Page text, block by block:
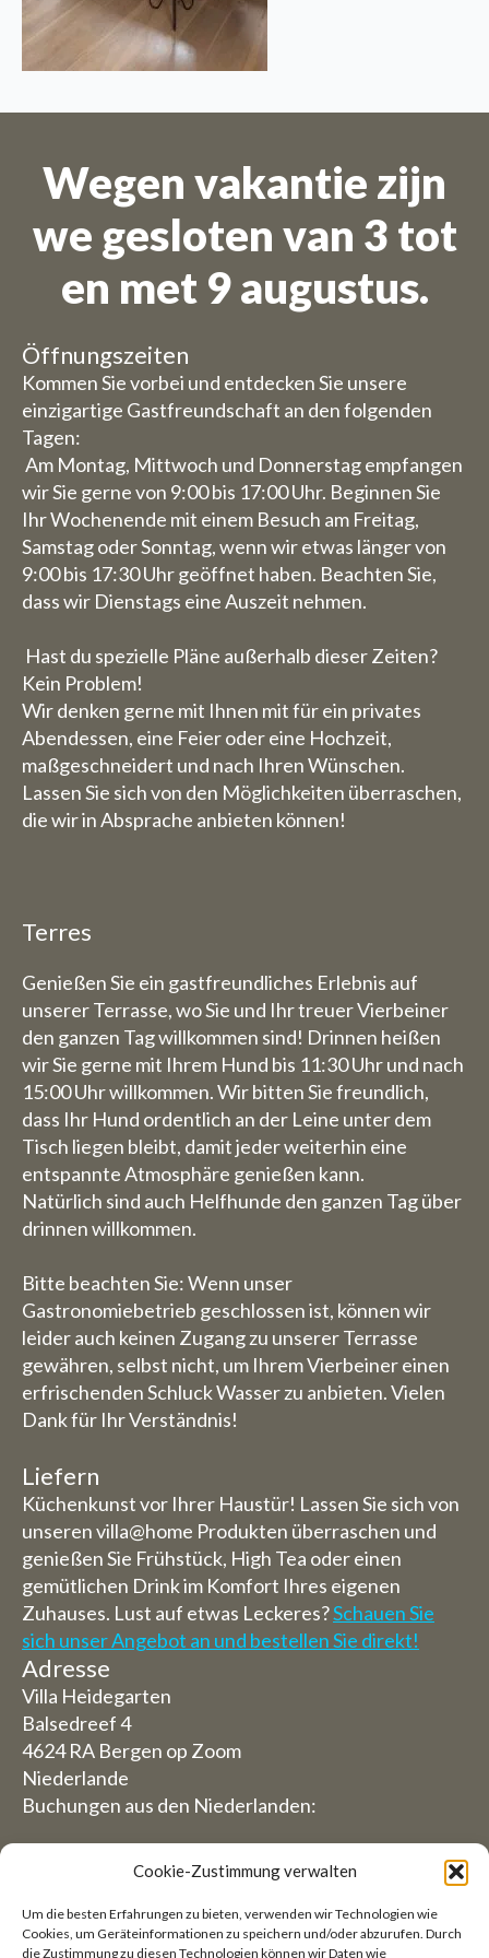
Cookie-Zustimmung verwalten
Um die besten Erfahrungen zu bieten, verwenden wir Technologien wie
Cookies, um Geräteinformationen zu speichern und/oder abzurufen. Durch
die Zustimmung zu diesen Technologien können wir Daten wie
Wegen vakantie zijn
we gesloten van 3 tot
en met 9 augustus.
Öffnungszeiten
Kommen Sie vorbei und entdecken Sie unsere
einzigartige Gastfreundschaft an den folgenden
Tagen:
Am Montag, Mittwoch und Donnerstag empfangen
wir Sie gerne von 9:00 bis 17:00 Uhr. Beginnen Sie
Ihr Wochenende mit einem Besuch am Freitag,
Samstag oder Sonntag, wenn wir etwas länger von
9:00 bis 17:30 Uhr geöffnet haben. Beachten Sie,
dass wir Dienstags eine Auszeit nehmen.
Hast du spezielle Pläne außerhalb dieser Zeiten?
Kein Problem!
Wir denken gerne mit Ihnen mit für ein privates
Abendessen, eine Feier oder eine Hochzeit,
maßgeschneidert und nach Ihren Wünschen.
Lassen Sie sich von den Möglichkeiten überraschen,
die wir in Absprache anbieten können!
Terres
Genießen Sie ein gastfreundliches Erlebnis auf
unserer Terrasse, wo Sie und Ihr treuer Vierbeiner
den ganzen Tag willkommen sind! Drinnen heißen
wir Sie gerne mit Ihrem Hund bis 11:30 Uhr und nach
15:00 Uhr willkommen. Wir bitten Sie freundlich,
dass Ihr Hund ordentlich an der Leine unter dem
Tisch liegen bleibt, damit jeder weiterhin eine
entspannte Atmosphäre genießen kann.
Natürlich sind auch Helfhunde den ganzen Tag über
drinnen willkommen.
Bitte beachten Sie: Wenn unser
Gastronomiebetrieb geschlossen ist, können wir
leider auch keinen Zugang zu unserer Terrasse
gewähren, selbst nicht, um Ihrem Vierbeiner einen
erfrischenden Schluck Wasser zu anbieten. Vielen
Dank für Ihr Verständnis!
Liefern
Küchenkunst vor Ihrer Haustür! Lassen Sie sich von
unseren villa@home Produkten überraschen und
genießen Sie Frühstück, High Tea oder einen
gemütlichen Drink im Komfort Ihres eigenen
Zuhauses. Lust auf etwas Leckeres?Schauen Sie
sich unser Angebot an und bestellen Sie direkt!
Adresse
Villa Heidegarten
Balsedreef 4
4624 RA Bergen op Zoom
Niederlande
Buchungen aus den Niederlanden:
der Niederlande)